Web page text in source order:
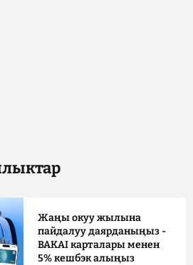
Жаңы окуу жылына
пайдалуу даярданыңыз -
BAKAI карталары менен
5% кешбэк алыңыз